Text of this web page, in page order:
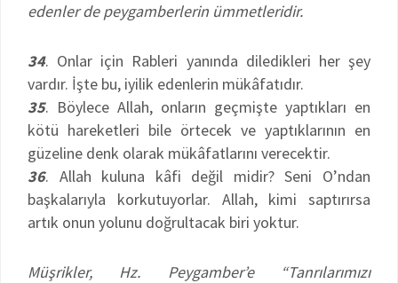
edenler de peygamberlerin ümmetleridir.
34. Onlar için Rableri yanında diledikleri her şey
vardır. İşte bu, iyilik edenlerin mükâfatıdır.
35. Böylece Allah, onların geçmişte yaptıkları en
kötü hareketleri bile örtecek ve yaptıklarının en
güzeline denk olarak mükâfatlarını verecektir.
36. Allah kuluna kâfi değil midir? Seni O’ndan
başkalarıyla korkutuyorlar. Allah, kimi saptırırsa
artık onun yolunu doğrultacak biri yoktur.
Müşrikler, Hz. Peygamber’e “Tanrılarımızı